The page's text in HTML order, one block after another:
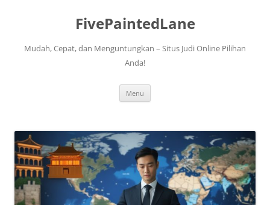
FivePaintedLane
Mudah, Cepat, dan Menguntungkan – Situs Judi Online Pilihan
Anda!
Menu